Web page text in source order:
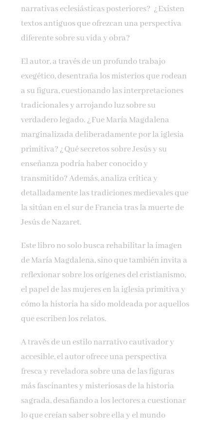
narrativas eclesiásticas posteriores? ¿Existen
textos antiguos que ofrezcan una perspectiva
diferente sobre su vida y obra?
El autor, a través de un profundo trabajo
exegético, desentraña los misterios que rodean
a su figura, cuestionando las interpretaciones
tradicionales y arrojando luz sobre su
verdadero legado. ¿Fue María Magdalena
marginalizada deliberadamente por la iglesia
primitiva? ¿Qué secretos sobre Jesús y su
enseñanza podría haber conocido y
transmitido? Además, analiza crítica y
detalladamente las tradiciones medievales que
la sitúan en el sur de Francia tras la muerte de
Jesús de Nazaret.
Este libro no solo busca rehabilitar la imagen
de María Magdalena, sino que también invita a
reflexionar sobre los orígenes del cristianismo,
el papel de las mujeres en la iglesia primitiva y
cómo la historia ha sido moldeada por aquellos
que escriben los relatos.
A través de un estilo narrativo cautivador y
accesible, el autor ofrece una perspectiva
fresca y reveladora sobre una de las figuras
más fascinantes y misteriosas de la historia
sagrada, desafiando a los lectores a cuestionar
lo que creían saber sobre ella y el mundo